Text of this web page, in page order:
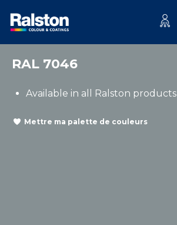
RAL 7046
Available in all Ralston products
Mettre ma palette de couleurs